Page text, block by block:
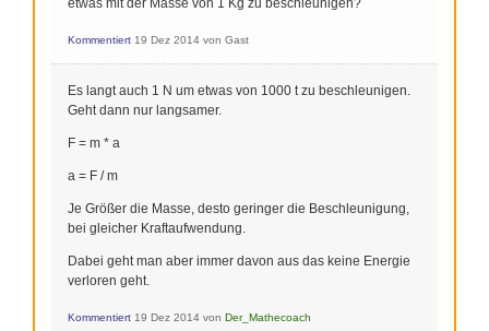
etwas mit der Masse von 1 Kg zu beschleunigen?
Kommentiert 19 Dez 2014 von Gast
Es langt auch 1 N um etwas von 1000 t zu beschleunigen.
Geht dann nur langsamer.
F = m * a
a = F / m
Je Größer die Masse, desto geringer die Beschleunigung,
bei gleicher Kraftaufwendung.
Dabei geht man aber immer davon aus das keine Energie
verloren geht.
Kommentiert 19 Dez 2014 von Der_Mathecoach